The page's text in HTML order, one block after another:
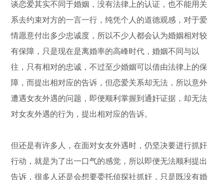
谈恋爱其实不同于婚姻，没有法律上的认证，也不能用关
系去约束对方的一言一行，纯凭个人的道德观感，对于爱
情愿意付出多少忠诚度，所以不少人都会认为婚姻相对较
有保障，只是现在是离婚率的高峰时代，婚姻不同与以
往，只有相对的忠诚，不过至少婚姻可以借由法律上的保
障，而提出相对应的告诉，但恋爱关系却无法，所以意外
遭遇女友外遇的问题，即便顺利掌握到通奸证据，却无法
对女友外遇的行为，提出相对应的告诉。
但还是有许多人，在面对女友外遇时，仍坚决要进行抓奸
行动，就是为了出一口气的感觉，所以即便无法顺利提出
告诉，很多人还是会想要委托侦探社抓奸，只是既没有婚